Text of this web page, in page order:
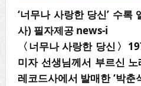
‘너무나 사랑한 당신’ 수
사) 필자제공 news-i
〈너무나 사랑한 당신 〉
미자 선생님께서 부르신 노
레코드사에서 발매한‘박춘